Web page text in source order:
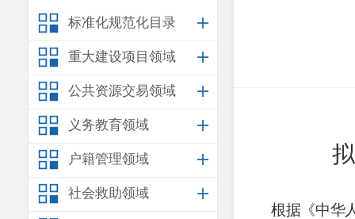
标准化规范化目录
重大建设项目领域
公共资源交易领域
义务教育领域
户籍管理领域
社会救助领域
拟
根据《中华